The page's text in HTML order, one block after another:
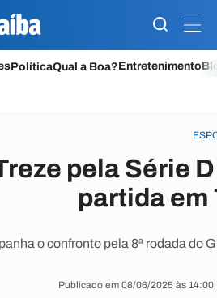
PolíticaQual a Boa?Entretenimento
pela Série
partida em
o confronto pela 8ª rodada do
Publicado em 08/06/2025 às